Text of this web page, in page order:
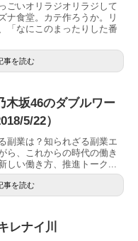
ごいオリラジオリラジして
ナ食堂。カテ作ろうか。リ
「なにこのまったりした番
事を読む
木坂46のダブルワー
5/22）
副業は？知られざる副業エ
ら、これからの時代の働き
しい働き方、推進トーク...
事を読む
ナイ川